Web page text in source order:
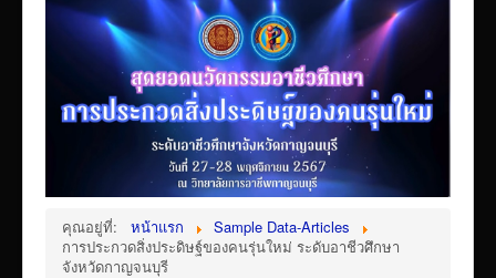
Link รวมระบบรายงานข้อมูลต่าง ๆ
ติดต่อวิทยาลัย
แบบประเมินครูผู้สอน
ห้องสมุดอิเล็กทรอนิกส์
ศูนย์ซ่อมสร้างเพื่อชุมชน FixitCenter
รวม Link หน้าเว็บ QRCode
กฎหมายด้านการศึกษา
คุณอยู่ที่: หน้าแรก
Sample Data-Articles
การประกวดสิ่งประดิษฐ์ของคนรุ่นใหม่ ระดับอาชีวศึกษา
จังหวัดกาญจนบุรี